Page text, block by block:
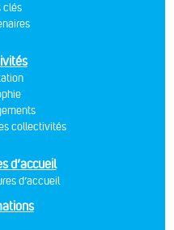
clés
collectivités
d’accueil
d’accueil